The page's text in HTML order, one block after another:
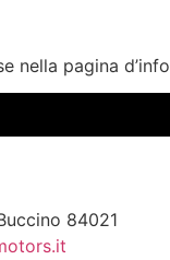
nella pagina
84021